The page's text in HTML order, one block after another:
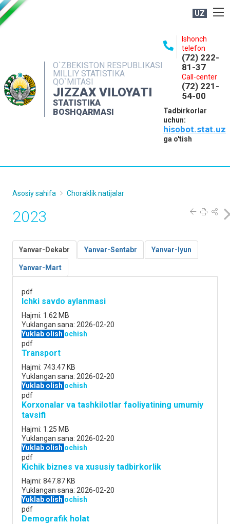
UZ
O`ZBEKISTON RESPUBLIKASI
MILLIY STATISTIKA
QO`MITASI
JIZZAX VILOYATI
STATISTIKA
BOSHQARMASI
Ishonch
telefon
(72) 222-
81-37
Call-center
(72) 221-
54-00
Tadbirkorlar
uchun:
hisobot.stat.uz
ga o'tish
NASHRLAR
INTERAKTIV XIZMATLAR
MATBUOT XIZMATI
Asosiy sahifa Choraklik natijalar
2023
Yanvar-Dekabr Yanvar-Sentabr Yanvar-Iyun
Yanvar-Mart
pdf
Ichki savdo aylanmasi
Hajmi: 1.62 MB
Yuklangan sana: 2026-02-20
Yuklab olish ochish
pdf
Transport
Hajmi: 743.47 KB
Yuklangan sana: 2026-02-20
Yuklab olish ochish
pdf
Korxonalar va tashkilotlar faoliyatining umumiy
tavsifi
Hajmi: 1.25 MB
Yuklangan sana: 2026-02-20
Yuklab olish ochish
pdf
Kichik biznes va xususiy tadbirkorlik
Hajmi: 847.87 KB
Yuklangan sana: 2026-02-20
Yuklab olish ochish
pdf
Demografik holat